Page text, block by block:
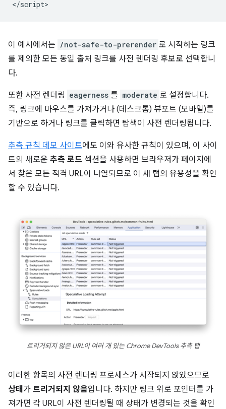
이 예시에서는 /not-safe-to-prerender 로 시작하는 링크
를 제외한 모든 동일 출처 링크를 사전 렌더링 후보로 선택합니
다.
또한 사전 렌더링 eagerness 를 moderate 로 설정합니다.
즉, 링크에 마우스를 가져가거나 (데스크톱) 뷰포트 (모바일)를
기반으로 하거나 링크를 클릭하면 탐색이 사전 렌더링됩니다.
추측 규칙 데모 사이트에도 이와 유사한 규칙이 있으며, 이 사이
트의 새로운 추측 로드 섹션을 사용하면 브라우저가 페이지에
서 찾은 모든 적격 URL이 나열되므로 이 새 탭의 유용성을 확인
할 수 있습니다.
트리거되지 않은 URL이 여러 개 있는 Chrome DevTools 추측 탭
이러한 항목의 사전 렌더링 프로세스가 시작되지 않았으므로
상태 가 트리거되지 않음입니다. 하지만 링크 위로 포인터를 가
져가면 각 URL이 사전 렌더링될 때 상태가 변경되는 것을 확인